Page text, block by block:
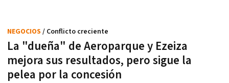
La "dueña" de Aeroparque y Ezeiza
mejora sus resultados, pero sigue la
pelea por la concesión
NEGOCIOS / Conflicto creciente